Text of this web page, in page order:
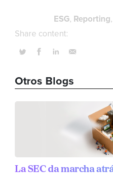
ESG Reporting
Share content:
Otros Blogs
La SEC da marcha